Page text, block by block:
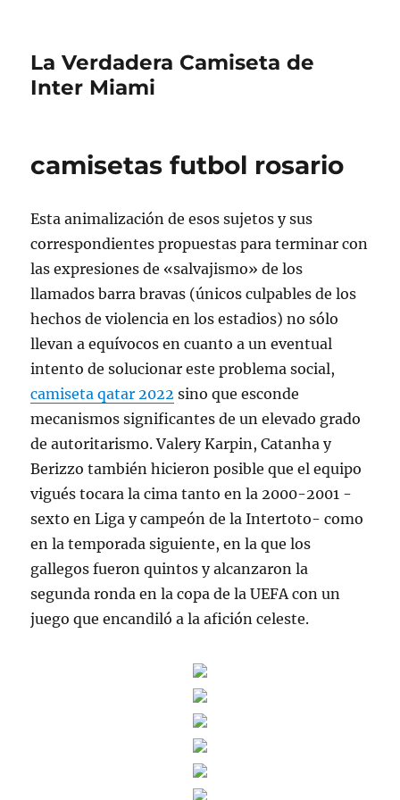
La Verdadera Camiseta de
Inter Miami
camisetas futbol rosario
Esta animalización de esos sujetos y sus
correspondientes propuestas para terminar con
las expresiones de «salvajismo» de los
llamados barra bravas (únicos culpables de los
hechos de violencia en los estadios) no sólo
llevan a equívocos en cuanto a un eventual
intento de solucionar este problema social,
camiseta qatar 2022 sino que esconde
mecanismos significantes de un elevado grado
de autoritarismo. Valery Karpin, Catanha y
Berizzo también hicieron posible que el equipo
vigués tocara la cima tanto en la 2000-2001 -
sexto en Liga y campeón de la Intertoto- como
en la temporada siguiente, en la que los
gallegos fueron quintos y alcanzaron la
segunda ronda en la copa de la UEFA con un
juego que encandiló a la afición celeste.